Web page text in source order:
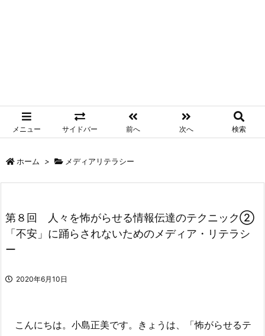
メニュー サイドバー 前へ 次へ 検索
ホーム > メディアリテラシー
第８回 人々を怖がらせる情報伝達のテクニック②
「不安」に踊らされないためのメディア・リテラシ
ー
2020年6月10日
こんにちは。小島正美です。きょうは、「怖がらせるテ